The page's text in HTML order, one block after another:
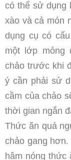
có thể sử dụng
xào và cả món
dụng cụ có
một lớp mỏng
chảo trước khi
ý cần phải sử
cầm của chảo
thời gian ngắn
Thức ăn quá
chảo gang
hâm nóng thức